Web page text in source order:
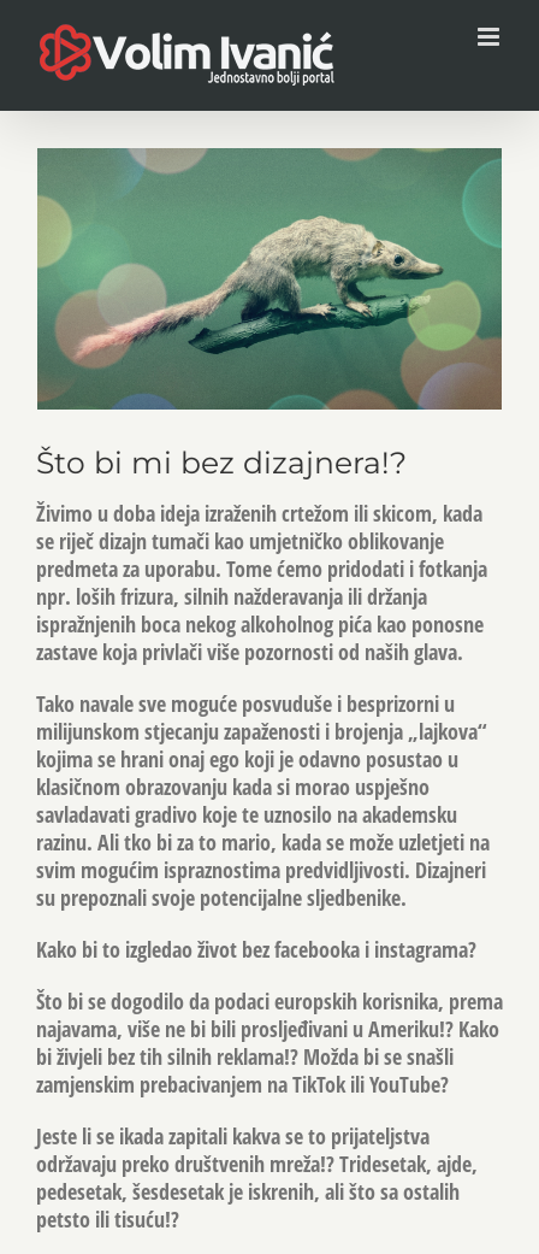
content
Larger
Image
Što bi mi bez dizajnera!?
Živimo u doba ideja izraženih crtežom ili skicom, kada
se riječ dizajn tumači kao umjetničko oblikovanje
predmeta za uporabu. Tome ćemo pridodati i fotkanja
npr. loših frizura, silnih nažderavanja ili držanja
ispražnjenih boca nekog alkoholnog pića kao ponosne
zastave koja privlači više pozornosti od naših glava.
Tako navale sve moguće posvuduše i besprizorni u
milijunskom stjecanju zapaženosti i brojenja „lajkova“
kojima se hrani onaj ego koji je odavno posustao u
klasičnom obrazovanju kada si morao uspješno
savladavati gradivo koje te uznosilo na akademsku
razinu. Ali tko bi za to mario, kada se može uzletjeti na
svim mogućim ispraznostima predvidljivosti. Dizajneri
su prepoznali svoje potencijalne sljedbenike.
Kako bi to izgledao život bez facebooka i instagrama?
Što bi se dogodilo da podaci europskih korisnika, prema
najavama, više ne bi bili prosljeđivani u Ameriku!? Kako
bi živjeli bez tih silnih reklama!? Možda bi se snašli
zamjenskim prebacivanjem na TikTok ili YouTube?
Jeste li se ikada zapitali kakva se to prijateljstva
održavaju preko društvenih mreža!? Tridesetak, ajde,
pedesetak, šesdesetak je iskrenih, ali što sa ostalih
petsto ili tisuću!?